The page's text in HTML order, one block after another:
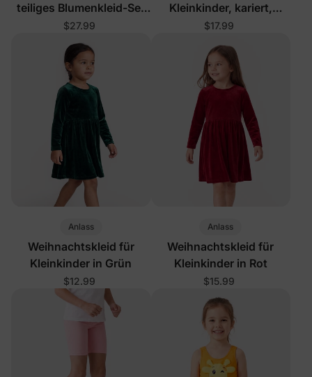
teiliges Blumenkleid-Set
Khaki
$27.99
Kleinkinder, kariert,
schwarz
$17.99
Anlass
Weihnachtskleid für
Kleinkinder in Grün
$12.99
Anlass
Weihnachtskleid für
Kleinkinder in Rot
$15.99